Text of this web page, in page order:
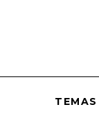
TEMAS